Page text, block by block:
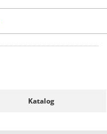
Katalog